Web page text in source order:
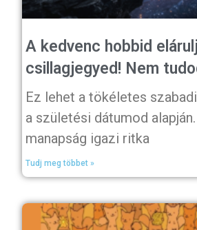
A kedvenc hobbid
csillagjegyed! Nem
Ez lehet a tökéletes
a születési dátumod
manapság igazi ritka
Tudj meg többet »